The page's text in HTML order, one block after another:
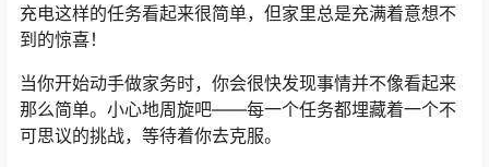
充电这样的任务看起来很简单，但家里总是充满着意想不
到的惊喜！
当你开始动手做家务时，你会很快发现事情并不像看起来
那么简单。小心地周旋吧——每一个任务都埋藏着一个不
可思议的挑战，等待着你去克服。